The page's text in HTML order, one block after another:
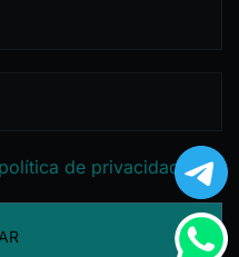
de privacidade